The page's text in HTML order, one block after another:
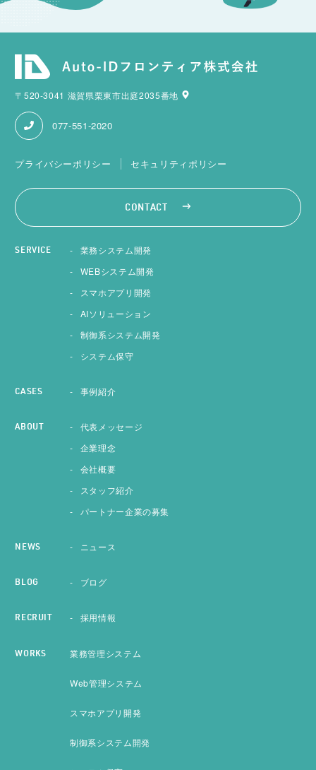
〒520-3041 滋賀県栗東市出庭2035番地
077-551-2020
プライバシーポリシー セキュリティポリシー
CONTACT
SERVICE
業務システム開発
WEBシステム開発
スマホアプリ開発
AIソリューション
制御系システム開発
システム保守
CASES 事例紹介
ABOUT
代表メッセージ
企業理念
会社概要
スタッフ紹介
パートナー企業の募集
NEWS ニュース
BLOG ブログ
RECRUIT 採用情報
WORKS 業務管理システム
Web管理システム
スマホアプリ開発
制御系システム開発